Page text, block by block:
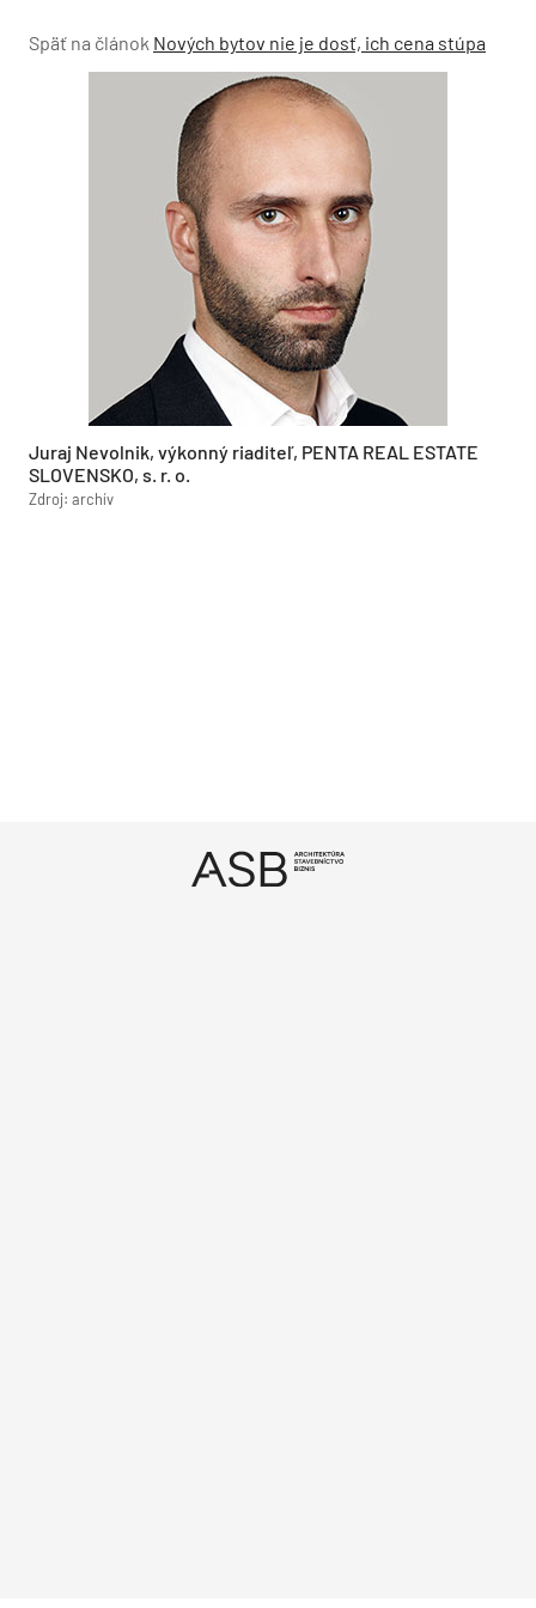
Späť na článok Nových bytov nie je dosť, ich cena stúpa
Juraj Nevolnik, výkonný riaditeľ, PENTA REAL ESTATE
SLOVENSKO, s. r. o.
Zdroj: archív